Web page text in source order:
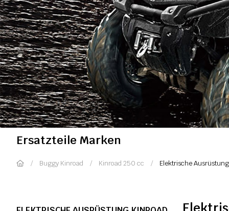
Ersatzteile Marken
Buggy Kinroad Kinroad 250 cc Elektrische